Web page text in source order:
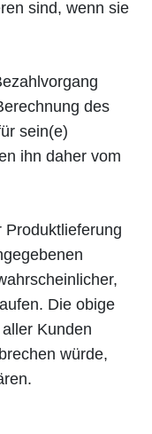
sind, wenn sie
des
sein(e)
ihn daher vom
Produktlieferung
Die obige
Kunden
würde,